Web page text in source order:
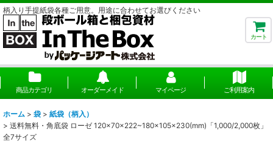
柄入り手提紙袋各種ご用意。用途に合わせてお選びください
カート
商品カテゴリ オーダーメイド マイページ ご利用案内
ホーム > 袋 > 紙袋（柄入）
> 送料無料・角底袋 ローゼ 120×70×222~180×105×230(mm)「1,000/2,000枚」
全7サイズ